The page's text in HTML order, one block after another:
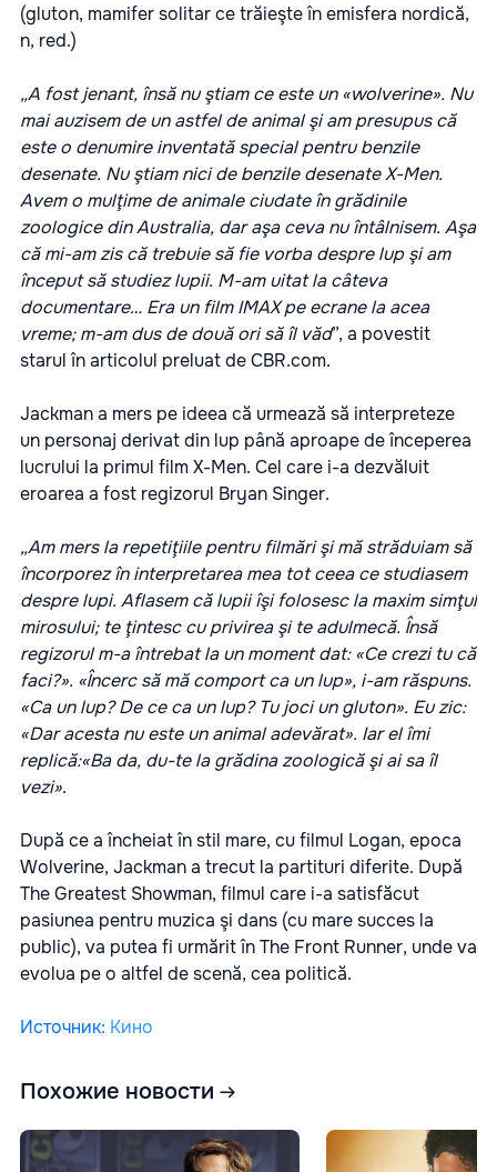
(gluton, mamifer solitar ce trăieşte în emisfera nordică,
n, red.)
„A fost jenant, însă nu ştiam ce este un «wolverine». Nu
mai auzisem de un astfel de animal şi am presupus că
este o denumire inventată special pentru benzile
desenate. Nu ştiam nici de benzile desenate X-Men.
Avem o mulţime de animale ciudate în grădinile
zoologice din Australia, dar aşa ceva nu întâlnisem. Aşa
că mi-am zis că trebuie să fie vorba despre lup şi am
început să studiez lupii. M-am uitat la câteva
documentare… Era un film IMAX pe ecrane la acea
vreme; m-am dus de două ori să îl văd”, a povestit
starul în articolul preluat de CBR.com.
Jackman a mers pe ideea că urmează să interpreteze
un personaj derivat din lup până aproape de începerea
lucrului la primul film X-Men. Cel care i-a dezvăluit
eroarea a fost regizorul Bryan Singer.
„Am mers la repetiţiile pentru filmări şi mă străduiam să
încorporez în interpretarea mea tot ceea ce studiasem
despre lupi. Aflasem că lupii îşi folosesc la maxim simţul
mirosului; te ţintesc cu privirea şi te adulmecă. Însă
regizorul m-a întrebat la un moment dat: «Ce crezi tu că
faci?». «Încerc să mă comport ca un lup», i-am răspuns.
«Ca un lup? De ce ca un lup? Tu joci un gluton». Eu zic:
«Dar acesta nu este un animal adevărat». Iar el îmi
replică:«Ba da, du-te la grădina zoologică şi ai sa îl
vezi».
După ce a încheiat în stil mare, cu filmul Logan, epoca
Wolverine, Jackman a trecut la partituri diferite. După
The Greatest Showman, filmul care i-a satisfăcut
pasiunea pentru muzica şi dans (cu mare succes la
public), va putea fi urmărit în The Front Runner, unde va
evolua pe o altfel de scenă, cea politică.
Источник: Кино
Похожие новости